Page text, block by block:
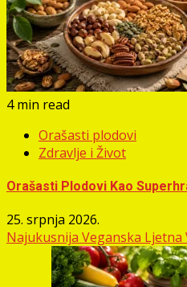
4 min read
Orašasti plodovi
Zdravlje i Život
Orašasti Plodovi Kao
25. srpnja 2026.
Najukusnija Veganska Ljetna